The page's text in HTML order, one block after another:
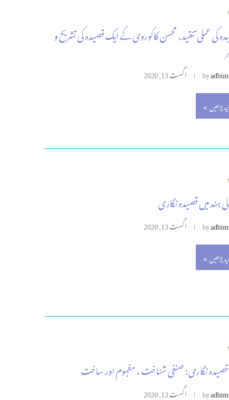
کی عملی تنقید، محسن کاکوروی کے ایک قصیدہ کی تشریح و
by اگست 13, 2020
پڑھیں
ہند میں قصیدہ نگاری
by اگست 13, 2020
پڑھیں
نگاری: صنفی شناخت ، مفہوم اور ساخت
by اگست 13, 2020